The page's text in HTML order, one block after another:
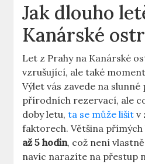
Jak dlouho
Kanárské
Let z Prahy na Kanárské
vzrušující, ale také
Výlet vás zavede na
přírodních rezervací, ale
doby letu,ta se může lišit v
faktorech. Většina
až 5 hodin, což není
navíc narazíte na přestup